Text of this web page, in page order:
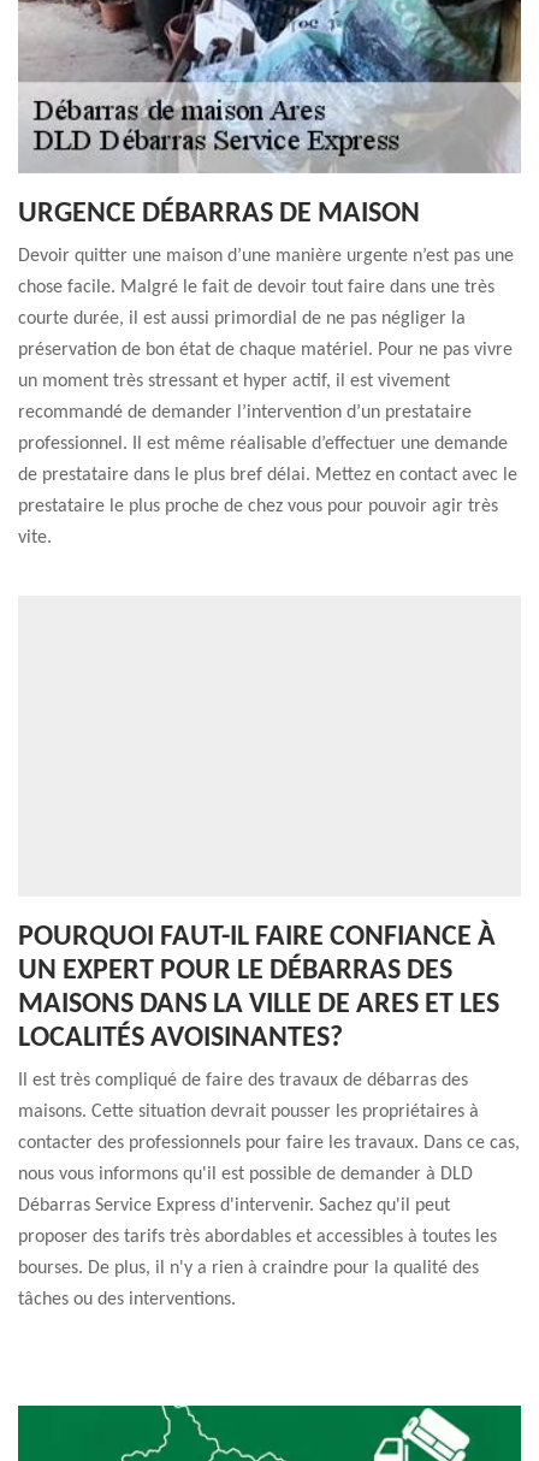
URGENCE DÉBARRAS DE MAISON
Devoir quitter une maison d’une manière urgente n’est pas une
chose facile. Malgré le fait de devoir tout faire dans une très
courte durée, il est aussi primordial de ne pas négliger la
préservation de bon état de chaque matériel. Pour ne pas vivre
un moment très stressant et hyper actif, il est vivement
recommandé de demander l’intervention d’un prestataire
professionnel. Il est même réalisable d’effectuer une demande
de prestataire dans le plus bref délai. Mettez en contact avec le
prestataire le plus proche de chez vous pour pouvoir agir très
vite.
POURQUOI FAUT-IL FAIRE CONFIANCE À
UN EXPERT POUR LE DÉBARRAS DES
MAISONS DANS LA VILLE DE ARES ET LES
LOCALITÉS AVOISINANTES?
Il est très compliqué de faire des travaux de débarras des
maisons. Cette situation devrait pousser les propriétaires à
contacter des professionnels pour faire les travaux. Dans ce cas,
nous vous informons qu'il est possible de demander à DLD
Débarras Service Express d'intervenir. Sachez qu'il peut
proposer des tarifs très abordables et accessibles à toutes les
bourses. De plus, il n'y a rien à craindre pour la qualité des
tâches ou des interventions.